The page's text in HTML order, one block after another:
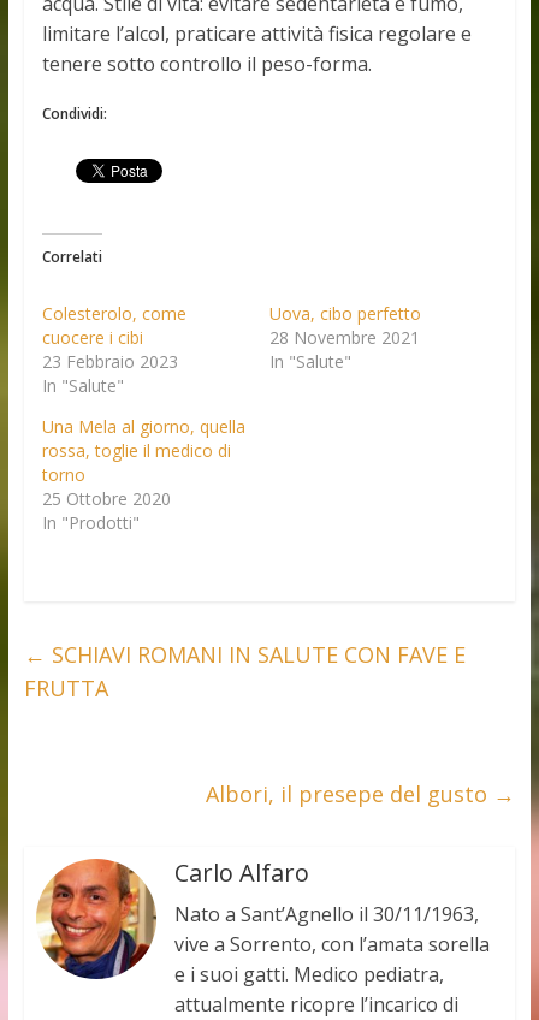
limitare l’alcol, praticare attività fisica regolare e
tenere sotto controllo il peso-forma.
Condividi:
Correlati
Colesterolo, come
cuocere i cibi
23 Febbraio 2023
In "Salute"
Uova, cibo perfetto
28 Novembre 2021
In "Salute"
Una Mela al giorno, quella
rossa, toglie il medico di
torno
25 Ottobre 2020
In "Prodotti"
← SCHIAVI ROMANI IN SALUTE CON FAVE E
FRUTTA
Albori, il presepe del gusto →
Carlo Alfaro
Nato a Sant’Agnello il 30/11/1963,
vive a Sorrento, con l’amata sorella
e i suoi gatti. Medico pediatra,
attualmente ricopre l’incarico di